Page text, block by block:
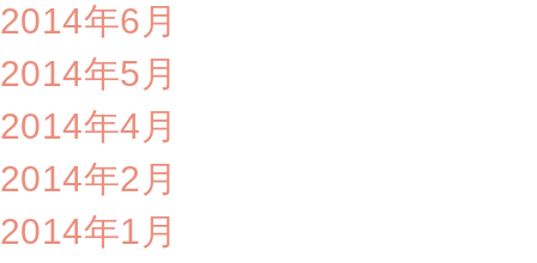
2014年6月
2014年5月
2014年4月
2014年2月
2014年1月